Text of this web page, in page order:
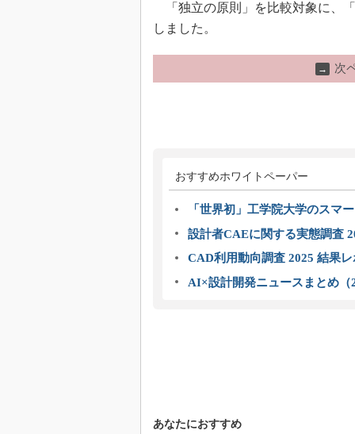
「独立の原則」を比較対象に、
しました。
→ 次
おすすめホワイトペーパー
「世界初」工学院大学のスマ
設計者CAEに関する実態調査
CAD利用動向調査 2025 結果
AI×設計開発ニュースまとめ（
あなたにおすすめ